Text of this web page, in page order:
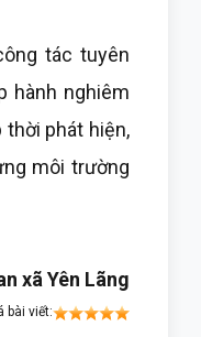
tác tuyên
hành nghiêm
phát hiện,
môi trường
xã Yên Lãng
bài viết: